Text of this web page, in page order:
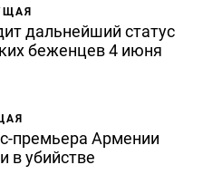
дальнейший статус
беженцев 4 июня
премьера Армении
в убийстве